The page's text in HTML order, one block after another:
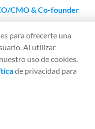
CMO & Co-founder
over 15 years of SEO
single-handedly scaled the
over 500,000 monthly
from organic
para ofrecerte una
Al utilizar
uso de cookies.
de privacidad para